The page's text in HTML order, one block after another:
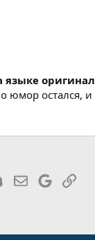
остался, и
SkypeE-mailGoogle